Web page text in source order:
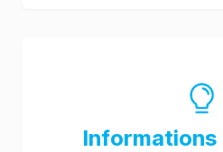
Informations